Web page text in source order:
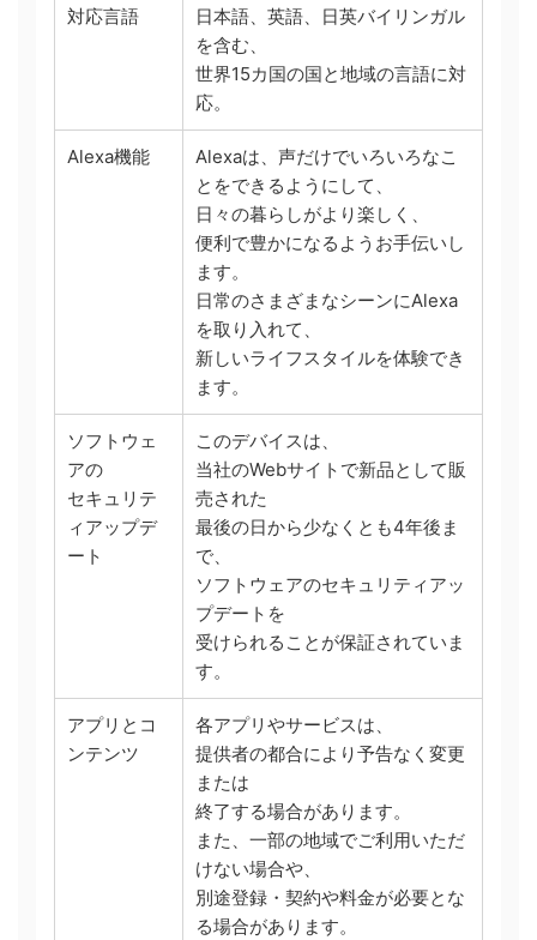
対応言語
日本語、英語、日英バイリンガル
を含む、
世界15カ国の国と地域の言語に対
応。
Alexa機能
Alexaは、声だけでいろいろなこ
とをできるようにして、
日々の暮らしがより楽しく、
便利で豊かになるようお手伝いし
ます。
日常のさまざまなシーンにAlexa
を取り入れて、
新しいライフスタイルを体験でき
ます。
ソフトウェ
アの
セキュリテ
ィアップデ
ート
このデバイスは、
当社のWebサイトで新品として販
売された
最後の日から少なくとも4年後ま
で、
ソフトウェアのセキュリティアッ
プデートを
受けられることが保証されていま
す。
アプリとコ
ンテンツ
各アプリやサービスは、
提供者の都合により予告なく変更
または
終了する場合があります。
また、一部の地域でご利用いただ
けない場合や、
別途登録・契約や料金が必要とな
る場合があります。